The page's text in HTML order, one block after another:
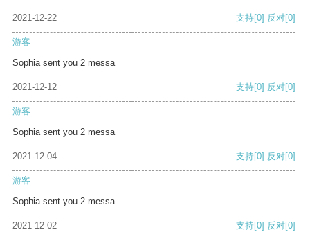
2021-12-22 支持[0] 反对[0]
游客
Sophia sent you 2 messa
2021-12-12 支持[0] 反对[0]
游客
Sophia sent you 2 messa
2021-12-04 支持[0] 反对[0]
游客
Sophia sent you 2 messa
2021-12-02 支持[0] 反对[0]